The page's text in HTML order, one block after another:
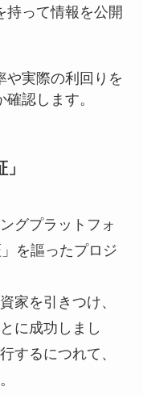
持って情報を公開
や実際の利回りを
認します。
グプラットフォ
を謳ったプロジ
家を引きつけ、
に成功しまし
するにつれて、